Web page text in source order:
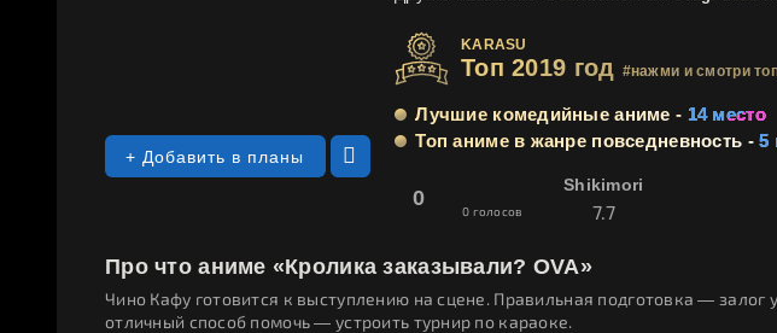
+ Добавить в планы
KARASU
Топ 2019 год #нажми и смотри
Лучшие комедийные аниме - 14 место
Топ аниме в жанре повседневность -5
0
0 голосов
Shikimori
7.7
Про что аниме «Кролика заказывали? OVA»
Чино Кафу готовится к выступлению на сцене. Правильная подготовка — залог
отличный способ помочь — устроить турнир по караоке.